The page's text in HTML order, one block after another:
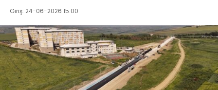
Giriş: 24-06-2026 15:00